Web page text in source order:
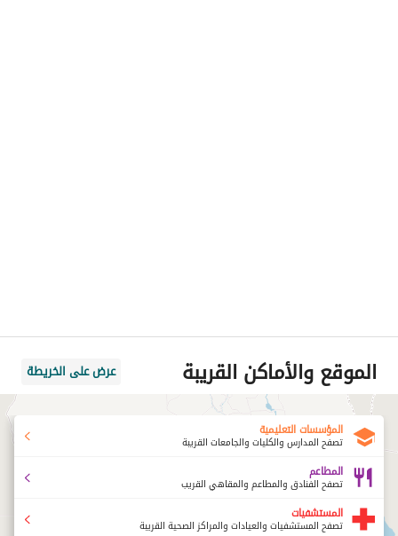
الموقع والأماكن القريبة عرض على الخريطة
المؤسسات التعليمية
تصفح المدارس والكليات والجامعات القريبة
المطاعم
تصفح الفنادق والمطاعم والمقاهي القريب
المستشفيات
تصفح المستشفيات والعيادات والمراكز الصحية القريبة